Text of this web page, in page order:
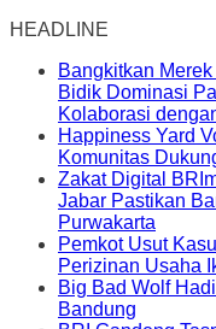
HEADLINE
Bangkitkan
Bidik Dominasi
Kolaborasi
Happiness Yard
Komunitas
Zakat Digital
Jabar Pastikan
Purwakarta
Pemkot Usut
Perizinan Usaha
Big Bad Wolf
Bandung